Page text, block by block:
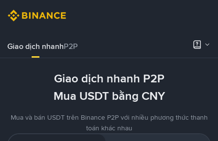
Giao dịch nhanhP2P
Giao dịch nhanh P2P
Mua USDT bằng CNY
Mua và bán USDT trên Binance P2P với nhiều phương thức thanh
toán khác nhau